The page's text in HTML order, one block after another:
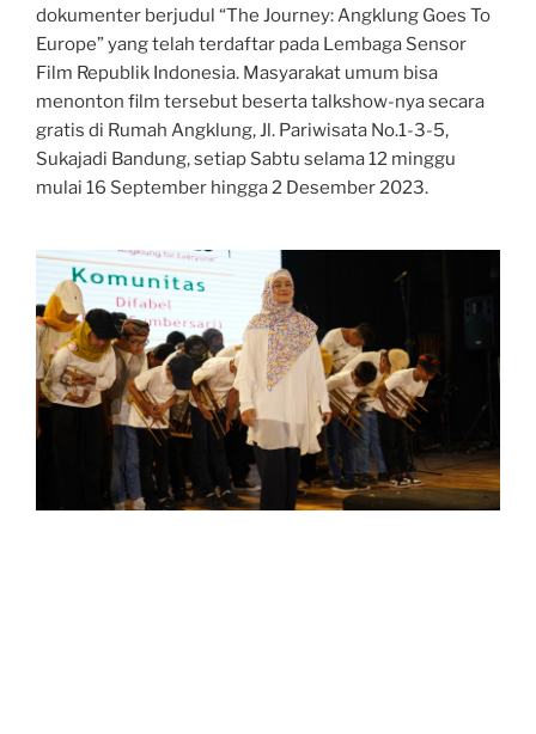
dokumenter berjudul “The Journey: Angklung Goes To
Europe” yang telah terdaftar pada Lembaga Sensor
Film Republik Indonesia. Masyarakat umum bisa
menonton film tersebut beserta talkshow-nya secara
gratis di Rumah Angklung, Jl. Pariwisata No.1-3-5,
Sukajadi Bandung, setiap Sabtu selama 12 minggu
mulai 16 September hingga 2 Desember 2023.